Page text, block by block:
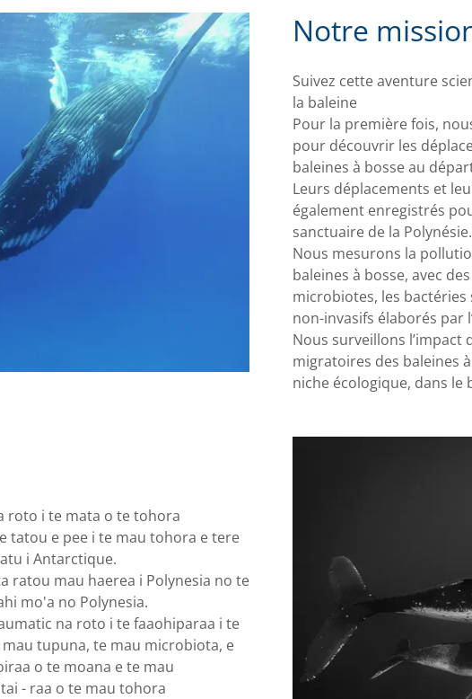
Notre
Suivez cette aventure
la baleine
Pour la première fois,
pour découvrir les
baleines à bosse au
Leurs déplacements et
également enregistrés
sanctuaire de la Polynésie.
Nous mesurons la
baleines à bosse, avec
microbiotes, les bactéries
non-invasifs élaborés par
Nous surveillons
migratoires des baleines
niche écologique, dans le
roto i te mata o te tohora
tatou e pee i te mau tohora e tere
i Antarctique.
ratou mau haerea i Polynesia no te
mo'a no Polynesia.
na roto i te faaohiparaa i te
tupuna, te mau microbiota, e
o te moana e te mau
- raa o te mau tohora